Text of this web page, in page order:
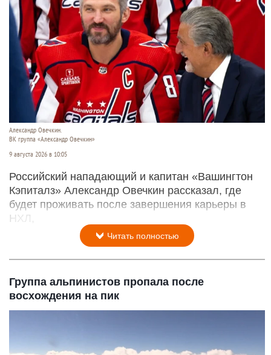
Александр Овечкин.
ВК группа «Александр Овечкин»
9 августа 2026 в 10:05
Российский нападающий и капитан «Вашингтон
Кэпиталз» Александр Овечкин рассказал, где
будет проживать после завершения карьеры в
НХЛ,
Читать полностью
Группа альпинистов пропала после
восхождения на пик